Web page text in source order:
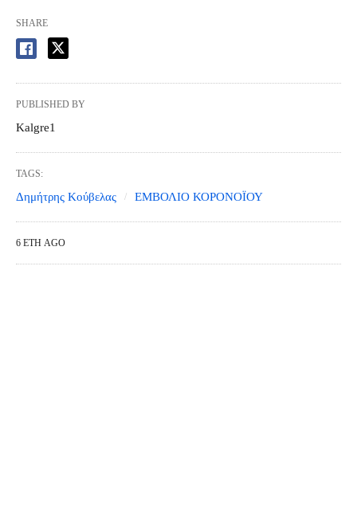
SHARE
PUBLISHED BY
Kalgre1
TAGS:
Δημήτρης Κούβελας ΕΜΒΟΛΙΟ ΚΟΡΟΝΟΪΟΥ
6 ΈΤΗ AGO